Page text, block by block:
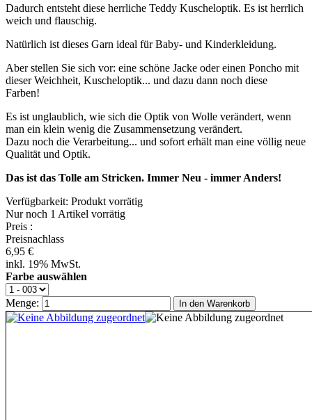
Dadurch entsteht diese herrliche Teddy Kuscheloptik. Es ist herrlich
weich und flauschig.
Natürlich ist dieses Garn ideal für Baby- und Kinderkleidung.
Aber stellen Sie sich vor: eine schöne Jacke oder einen Poncho mit
dieser Weichheit, Kuscheloptik... und dazu dann noch diese
Farben!
Es ist unglaublich, wie sich die Optik von Wolle verändert, wenn
man ein klein wenig die Zusammensetzung verändert.
Dazu noch die Verarbeitung... und sofort erhält man eine völlig neue
Qualität und Optik.
Das ist das Tolle am Stricken. Immer Neu - immer Anders!
Verfügbarkeit: Produkt vorrätig
Nur noch 1 Artikel vorrätig
Preis :
Preisnachlass
6,95 €
inkl. 19% MwSt.
Farbe auswählen
Menge: In den Warenkorb